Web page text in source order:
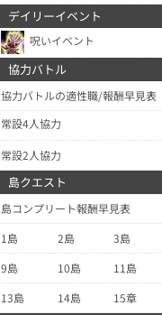
デイリーイベント
呪いイベント
協力バトル
協力バトルの適性職/報酬早見表
常設4人協力
常設2人協力
島クエスト
島コンプリート報酬早見表
1島
2島 3島
9島
10島 11島
13島
14島 15章